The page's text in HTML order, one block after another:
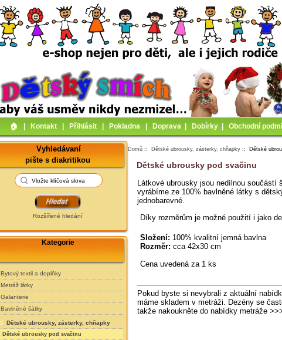
🏠︎ Kontakt Přihlásit Pokladna Doprava Dobírky Obchodní
Vyhledávaní
pište s diakritikou
Rozšířené hledání
Kategorie
Bytový textil a doplňky
Metráž látky
Galanterie
Bavlněné šátky
Dětské ubrousky, zásterky, chňapky
Dětské ubrousky pod svačinu
Domů :: Dětské ubrousky, zásterky, chňapky :: Dětské
Dětské ubrousky pod svačinu
Látkové ubrousky jsou nedílnou
vyrábíme ze 100% bavlněné látky s
jednobarevné.
Díky rozměrům je možné použití i jako
Složení: 100% kvalitní jemná bavlna
Rozměr: cca 42x30 cm
Cena uvedená za 1 ks
Pokud byste si nevybrali z aktuální
máme skladem v metráži. Dezény se
takže nakoukněte do nabídky metráže